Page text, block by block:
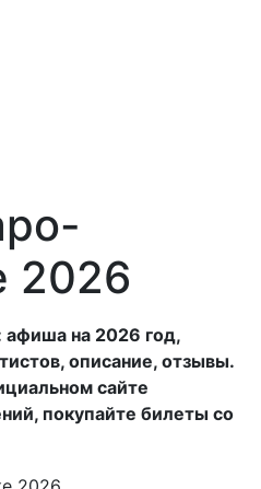
2026
на 2026 год,
описание, отзывы.
сайте
покупайте билеты со